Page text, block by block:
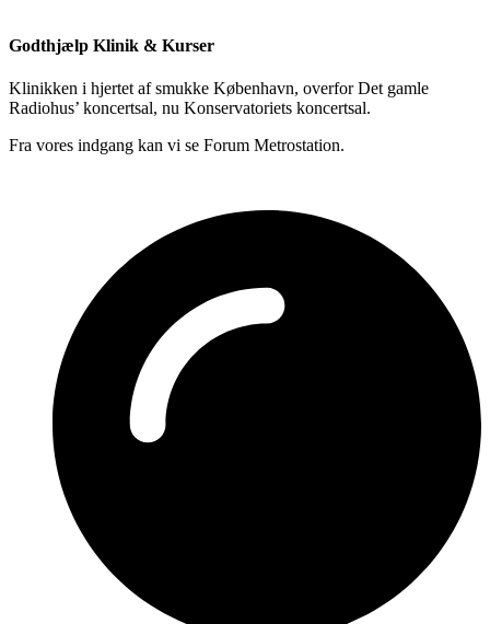
Godthjælp Klinik & Kurser
Klinikken i hjertet af smukke København, overfor Det gamle
Radiohus’ koncertsal, nu Konservatoriets koncertsal.
Fra vores indgang kan vi se Forum Metrostation.